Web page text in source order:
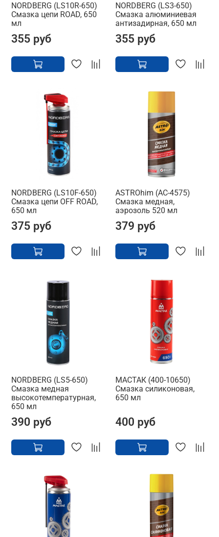
NORDBERG (LS10R-650)
Смазка цепи ROAD, 650
мл
355 руб
NORDBERG (LS3-650)
Смазка алюминиевая
антизадирная, 650 мл
355 руб
NORDBERG (LS10F-650)
Смазка цепи OFF ROAD,
650 мл
375 руб
ASTROhim (AC-4575)
Смазка медная,
аэрозоль 520 мл
379 руб
NORDBERG (LS5-650)
Смазка медная
высокотемпературная,
650 мл
390 руб
МАСТАК (400-10650)
Смазка силиконовая,
650 мл
400 руб